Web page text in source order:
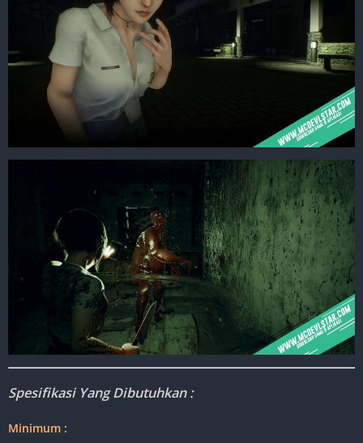
Spesifikasi Yang Dibutuhkan :
Minimum :